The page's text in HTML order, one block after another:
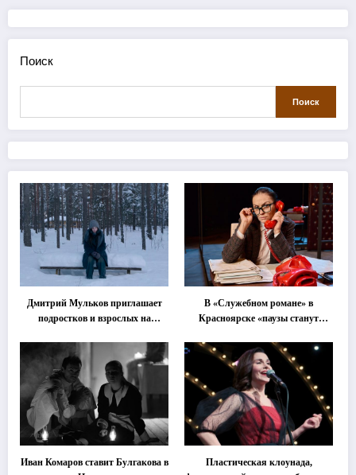
Поиск
Поиск
Дмитрий Мульков приглашает
подростков и взрослых на
В «Служебном романе» в
Красноярске «паузы станут
Иван Комаров ставит Булгакова в
Пластическая клоунада,